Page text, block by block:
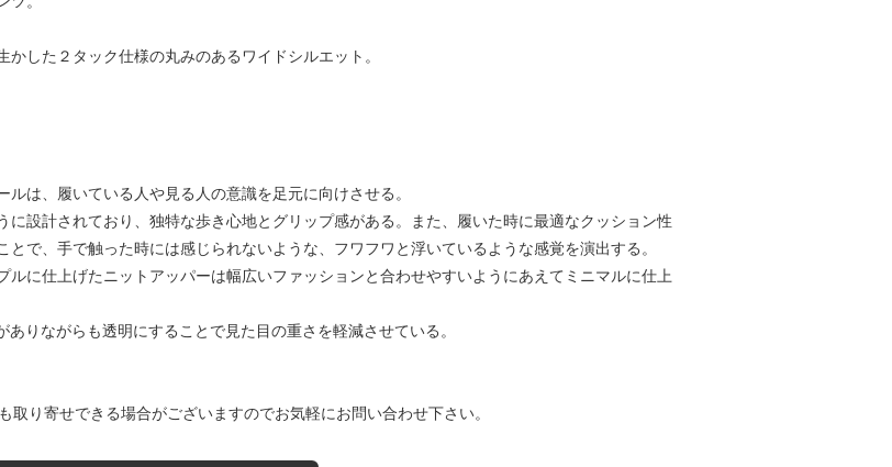
した２タック仕様の丸みのあるワイドシルエット。
は、履いている人や見る人の意識を足元に向けさせる。
設計されており、独特な歩き心地とグリップ感がある。また、履いた時に最適なクッション性
で、手で触った時には感じられないような、フワフワと浮いているような感覚を演出する。
に仕上げたニットアッパーは幅広いファッションと合わせやすいようにあえてミニマルに仕上
りながらも透明にすることで見た目の重さを軽減させている。
り寄せできる場合がございますのでお気軽にお問い合わせ下さい。